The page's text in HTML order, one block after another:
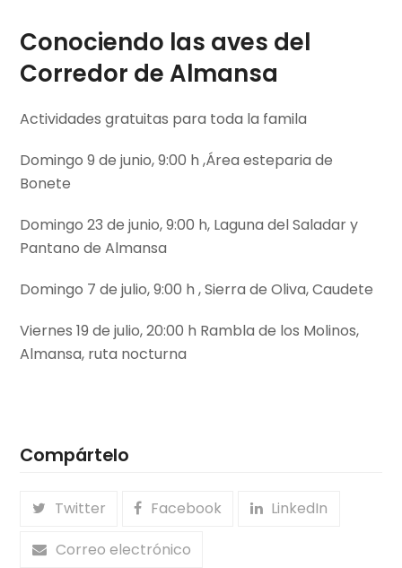
Conociendo las aves del
Corredor de Almansa
Actividades gratuitas para toda la famila
Domingo 9 de junio, 9:00 h ,Área esteparia de
Bonete
Domingo 23 de junio, 9:00 h, Laguna del Saladar y
Pantano de Almansa
Domingo 7 de julio, 9:00 h , Sierra de Oliva, Caudete
Viernes 19 de julio, 20:00 h Rambla de los Molinos,
Almansa, ruta nocturna
Compártelo
Twitter Facebook
LinkedIn
Correo electrónico